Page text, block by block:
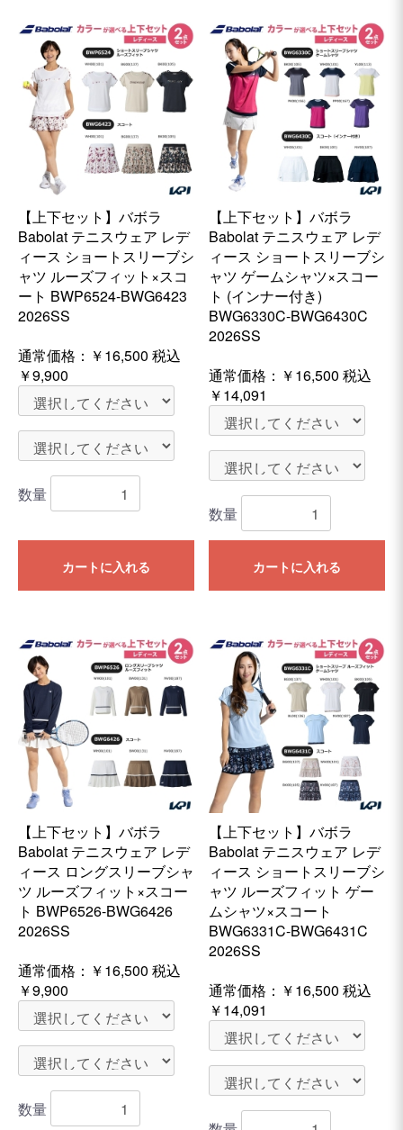
【上下セット】バボラ
Babolat テニスウェア レデ
ィース ショートスリーブシ
ャツ ルーズフィット×スコ
ート BWP6524-BWG6423
2026SS
通常価格： ￥16,500 税込
￥9,900
数量
カートに入れる
【上下セット】バボラ
Babolat テニスウェア レデ
ィース ショートスリーブシ
ャツ ゲームシャツ×スコー
ト (インナー付き)
BWG6330C-BWG6430C
2026SS
通常価格： ￥16,500 税込
￥14,091
数量
カートに入れる
【上下セット】バボラ
Babolat テニスウェア レデ
ィース ロングスリーブシャ
ツ ルーズフィット×スコー
ト BWP6526-BWG6426
2026SS
通常価格： ￥16,500 税込
￥9,900
数量
【上下セット】バボラ
Babolat テニスウェア レデ
ィース ショートスリーブシ
ャツ ルーズフィット ゲー
ムシャツ×スコート
BWG6331C-BWG6431C
2026SS
通常価格： ￥16,500 税込
￥14,091